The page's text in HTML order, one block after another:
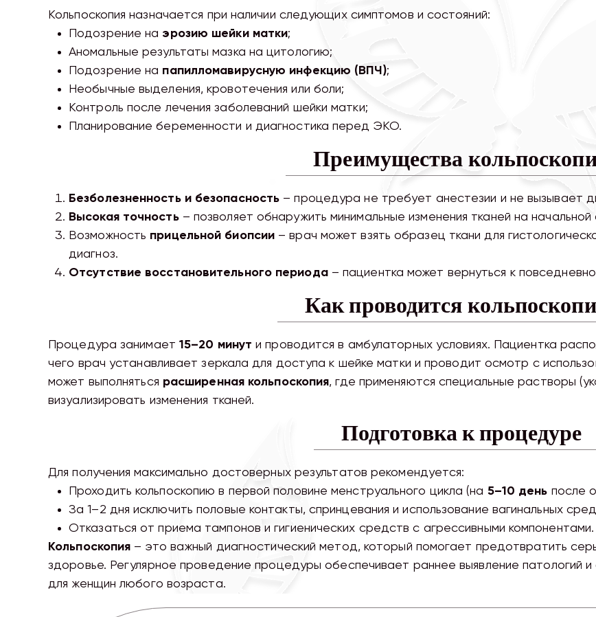
Кольпоскопия назначается при наличии следующих симптомов и состояний:
Подозрение на эрозию шейки матки;
Аномальные результаты мазка на цитологию;
Подозрение на папилломавирусную инфекцию (ВПЧ);
Необычные выделения, кровотечения или боли;
Контроль после лечения заболеваний шейки матки;
Планирование беременности и диагностика перед ЭКО.
Преимущества
Безболезненность и безопасность – процедура не требует анестезии и не вызывает
Высокая точность– позволяет обнаружить минимальные изменения тканей на начальной
Возможность прицельной биопсии – врач может взять образец ткани для
диагноз.
Отсутствие восстановительного периода– пациентка может вернуться к
Как проводится
Процедура занимает 15–20 минут и проводится в амбулаторных условиях. Пациентка
чего врач устанавливает зеркала для доступа к шейке матки и проводит осмотр с
может выполняться расширенная кольпоскопия, где применяются специальные растворы
визуализировать изменения тканей.
Подготовка к процедуре
Для получения максимально достоверных результатов рекомендуется:
Проходить кольпоскопию в первой половине менструального цикла (на 5–10 день после
За 1–2 дня исключить половые контакты, спринцевания и использование вагинальных
Отказаться от приема тампонов и гигиенических средств с агрессивными компонентами.
Кольпоскопия – это важный диагностический метод, который помогает предотвратить
здоровье. Регулярное проведение процедуры обеспечивает раннее выявление патологий
для женщин любого возраста.